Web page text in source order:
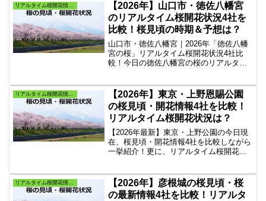
【2026年】山口市・徳佐八幡宮
のリアルタイム桜開花状況4社を
比較！桜見頃の時期＆予想は？
山口市・徳佐八幡宮｜2026年「徳佐八幡
宮の桜」リアルタイム桜開花状況4社比
較！今日の徳佐八幡宮の桜のリアルタイ
のサイトから山口市の『徳佐八幡宮の
桜』だけを抜粋したリンク集。
【2026年】東京・上野恩賜公園
の桜見頃・開花情報4社を比較！
リアルタイム桜開花状況は？
【2026年最新】東京・上野公園の今日現
在、桜見頃・開花情報4社を比較しながら
一挙紹介！更に、リアルタイム桜開花状
ら『上野公園の桜』だけをピックアップ
しリンク集にしてまとめました。
リアルタイム桜開花情報・よく当たる桜満開予想
【2026年】彦根城の桜見頃・桜
の最新情報4社を比較！リアルタ